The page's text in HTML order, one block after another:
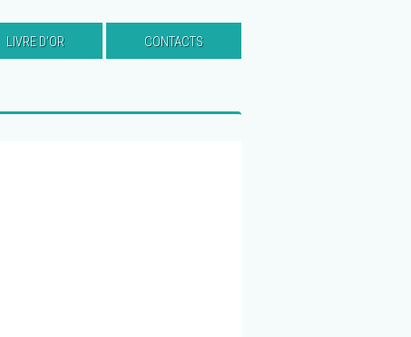
LIVRE D’OR CONTACTS